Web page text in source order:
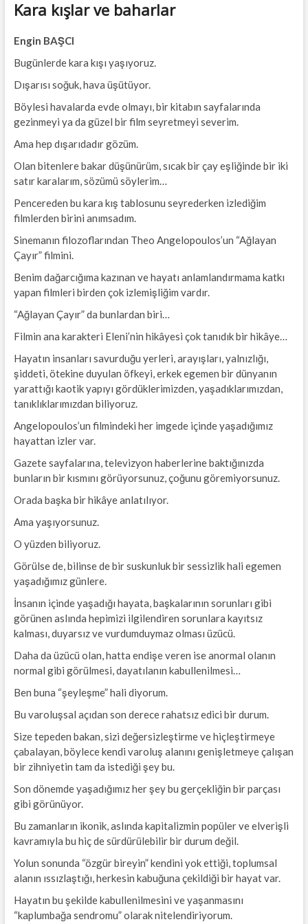
Kara kışlar ve baharlar
Engin BAŞCI
Bugünlerde kara kışı yaşıyoruz.
Dışarısı soğuk, hava üşütüyor.
Böylesi havalarda evde olmayı, bir kitabın sayfalarında
gezinmeyi ya da güzel bir film seyretmeyi severim.
Ama hep dışarıdadır gözüm.
Olan bitenlere bakar düşünürüm, sıcak bir çay eşliğinde bir iki
satır karalarım, sözümü söylerim…
Pencereden bu kara kış tablosunu seyrederken izlediğim
filmlerden birini anımsadım.
Sinemanın filozoflarından Theo Angelopoulos’un “Ağlayan
Çayır” filmini.
Benim dağarcığıma kazınan ve hayatı anlamlandırmama katkı
yapan filmleri birden çok izlemişliğim vardır.
“Ağlayan Çayır” da bunlardan biri…
Filmin ana karakteri Eleni’nin hikâyesi çok tanıdık bir hikâye…
Hayatın insanları savurduğu yerleri, arayışları, yalnızlığı,
şiddeti, ötekine duyulan öfkeyi, erkek egemen bir dünyanın
yarattığı kaotik yapıyı gördüklerimizden, yaşadıklarımızdan,
tanıklıklarımızdan biliyoruz.
Angelopoulos’un filmindeki her imgede içinde yaşadığımız
hayattan izler var.
Gazete sayfalarına, televizyon haberlerine baktığınızda
bunların bir kısmını görüyorsunuz, çoğunu göremiyorsunuz.
Orada başka bir hikâye anlatılıyor.
Ama yaşıyorsunuz.
O yüzden biliyoruz.
Görülse de, bilinse de bir suskunluk bir sessizlik hali egemen
yaşadığımız günlere.
İnsanın içinde yaşadığı hayata, başkalarının sorunları gibi
görünen aslında hepimizi ilgilendiren sorunlara kayıtsız
kalması, duyarsız ve vurdumduymaz olması üzücü.
Daha da üzücü olan, hatta endişe veren ise anormal olanın
normal gibi görülmesi, dayatılanın kabullenilmesi…
Ben buna “şeyleşme” hali diyorum.
Bu varoluşsal açıdan son derece rahatsız edici bir durum.
Size tepeden bakan, sizi değersizleştirme ve hiçleştirmeye
çabalayan, böylece kendi varoluş alanını genişletmeye çalışan
bir zihniyetin tam da istediği şey bu.
Son dönemde yaşadığımız her şey bu gerçekliğin bir parçası
gibi görünüyor.
Bu zamanların ikonik, aslında kapitalizmin popüler ve elverişli
kavramıyla bu hiç de sürdürülebilir bir durum değil.
Yolun sonunda “özgür bireyin” kendini yok ettiği, toplumsal
alanın ıssızlaştığı, herkesin kabuğuna çekildiği bir hayat var.
Hayatın bu şekilde kabullenilmesini ve yaşanmasını
“kaplumbağa sendromu” olarak nitelendiriyorum.